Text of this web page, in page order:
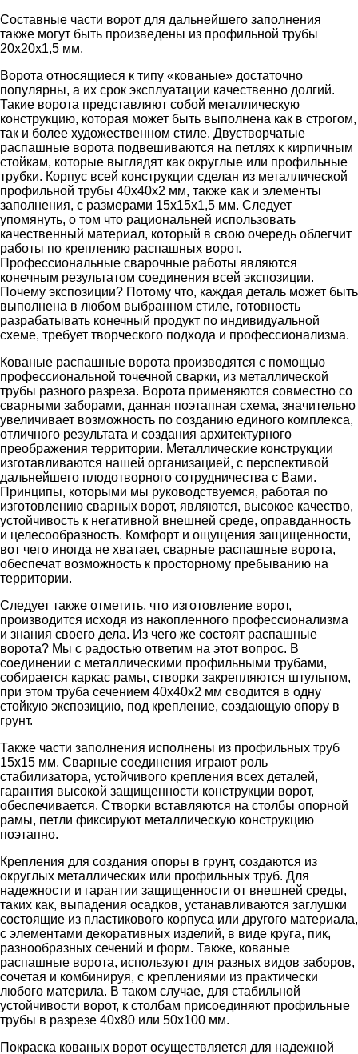
Составные части ворот для дальнейшего заполнения
также могут быть произведены из профильной трубы
20х20х1,5 мм.
Ворота относящиеся к типу «кованые» достаточно
популярны, а их срок эксплуатации качественно долгий.
Такие ворота представляют собой металлическую
конструкцию, которая может быть выполнена как в строгом,
так и более художественном стиле. Двустворчатые
распашные ворота подвешиваются на петлях к кирпичным
стойкам, которые выглядят как округлые или профильные
трубки. Корпус всей конструкции сделан из металлической
профильной трубы 40х40х2 мм, также как и элементы
заполнения, с размерами 15х15х1,5 мм. Следует
упомянуть, о том что рациональней использовать
качественный материал, который в свою очередь облегчит
работы по креплению распашных ворот.
Профессиональные сварочные работы являются
конечным результатом соединения всей экспозиции.
Почему экспозиции? Потому что, каждая деталь может быть
выполнена в любом выбранном стиле, готовность
разрабатывать конечный продукт по индивидуальной
схеме, требует творческого подхода и профессионализма.
Кованые распашные ворота производятся с помощью
профессиональной точечной сварки, из металлической
трубы разного разреза. Ворота применяются совместно со
сварными заборами, данная поэтапная схема, значительно
увеличивает возможность по созданию единого комплекса,
отличного результата и создания архитектурного
преображения территории. Металлические конструкции
изготавливаются нашей организацией, с перспективой
дальнейшего плодотворного сотрудничества с Вами.
Принципы, которыми мы руководствуемся, работая по
изготовлению сварных ворот, являются, высокое качество,
устойчивость к негативной внешней среде, оправданность
и целесообразность. Комфорт и ощущения защищенности,
вот чего иногда не хватает, сварные распашные ворота,
обеспечат возможность к просторному пребыванию на
территории.
Следует также отметить, что изготовление ворот,
производится исходя из накопленного профессионализма
и знания своего дела. Из чего же состоят распашные
ворота? Мы с радостью ответим на этот вопрос. В
соединении с металлическими профильными трубами,
собирается каркас рамы, створки закрепляются штульпом,
при этом труба сечением 40х40х2 мм сводится в одну
стойкую экспозицию, под крепление, создающую опору в
грунт.
Также части заполнения исполнены из профильных труб
15х15 мм. Сварные соединения играют роль
стабилизатора, устойчивого крепления всех деталей,
гарантия высокой защищенности конструкции ворот,
обеспечивается. Створки вставляются на столбы опорной
рамы, петли фиксируют металлическую конструкцию
поэтапно.
Крепления для создания опоры в грунт, создаются из
округлых металлических или профильных труб. Для
надежности и гарантии защищенности от внешней среды,
таких как, выпадения осадков, устанавливаются заглушки
состоящие из пластикового корпуса или другого материала,
с элементами декоративных изделий, в виде круга, пик,
разнообразных сечений и форм. Также, кованые
распашные ворота, используют для разных видов заборов,
сочетая и комбинируя, с креплениями из практически
любого материла. В таком случае, для стабильной
устойчивости ворот, к столбам присоединяют профильные
трубы в разрезе 40х80 или 50х100 мм.
Покраска кованых ворот осуществляется для надежной